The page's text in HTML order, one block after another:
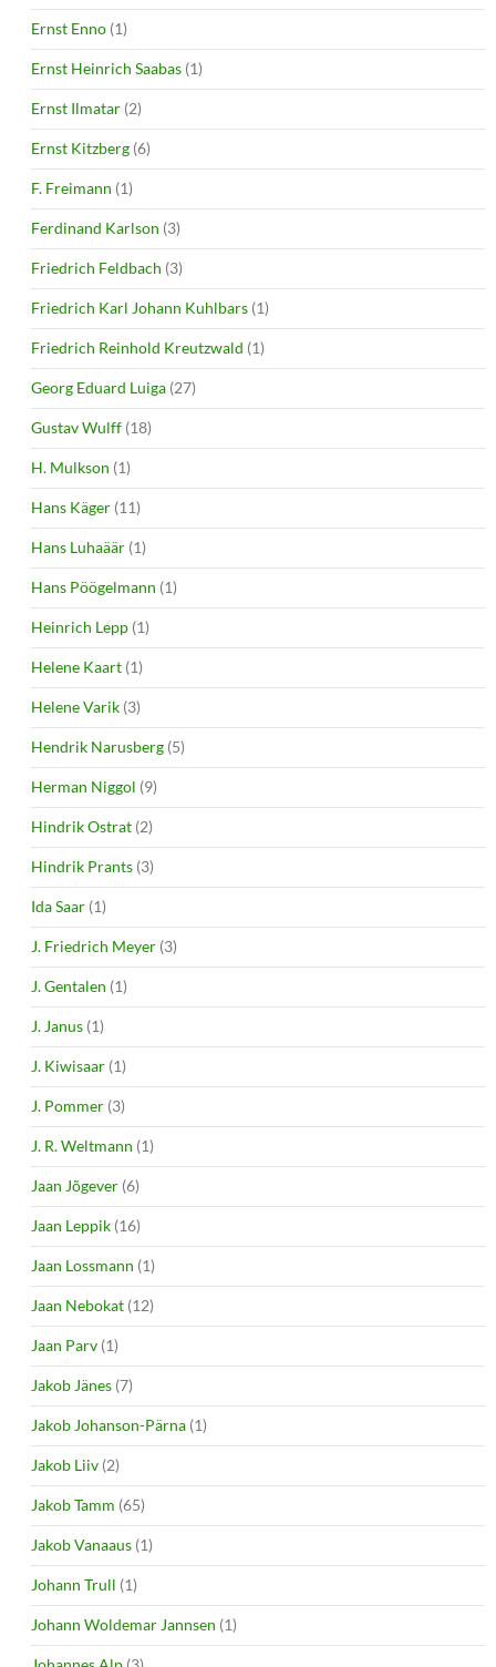
Ernst Enno (1)
Ernst Heinrich Saabas (1)
Ernst Ilmatar (2)
Ernst Kitzberg (6)
F. Freimann (1)
Ferdinand Karlson (3)
Friedrich Feldbach (3)
Friedrich Karl Johann Kuhlbars (1)
Friedrich Reinhold Kreutzwald (1)
Georg Eduard Luiga (27)
Gustav Wulff (18)
H. Mulkson (1)
Hans Käger (11)
Hans Luhaäär (1)
Hans Pöögelmann (1)
Heinrich Lepp (1)
Helene Kaart (1)
Helene Varik (3)
Hendrik Narusberg (5)
Herman Niggol (9)
Hindrik Ostrat (2)
Hindrik Prants (3)
Ida Saar (1)
J. Friedrich Meyer (3)
J. Gentalen (1)
J. Janus (1)
J. Kiwisaar (1)
J. Pommer (3)
J. R. Weltmann (1)
Jaan Jõgever (6)
Jaan Leppik (16)
Jaan Lossmann (1)
Jaan Nebokat (12)
Jaan Parv (1)
Jakob Jänes (7)
Jakob Johanson-Pärna (1)
Jakob Liiv (2)
Jakob Tamm (65)
Jakob Vanaaus (1)
Johann Trull (1)
Johann Woldemar Jannsen (1)